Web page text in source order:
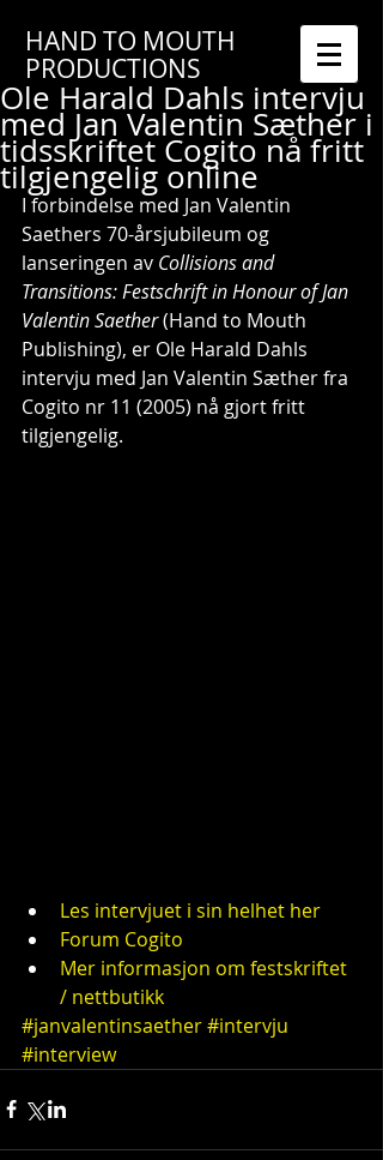
HAND TO MOUTH
PRODUCTIONS
Ole Harald Dahls intervju
med Jan Valentin Sæther i
tidsskriftet Cogito nå fritt
tilgjengelig online
I forbindelse med Jan Valentin
Saethers 70-årsjubileum og
lanseringen av Collisions and
Transitions: Festschrift in Honour of Jan
Valentin Saether (Hand to Mouth
Publishing), er Ole Harald Dahls
intervju med Jan Valentin Sæther fra
Cogito nr 11 (2005) nå gjort fritt
tilgjengelig.
Les intervjuet i sin helhet her
Forum Cogito
Mer informasjon om festskriftet
/ nettbutikk
#janvalentinsaether#intervju
#interview